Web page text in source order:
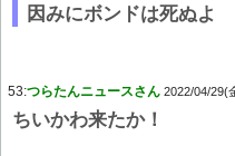
因みにボンドは死ぬよ
53:つらたんニュースさん 2022/04/29(
ちいかわ来たか！